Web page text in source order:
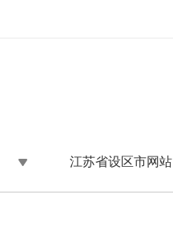
江苏省设区市网站